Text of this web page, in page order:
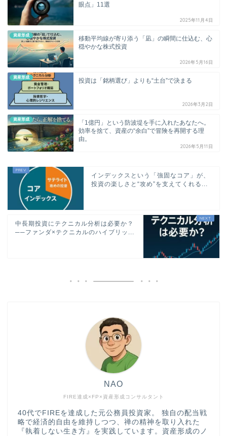
眼点」11選
2025年11月4日
資産形成
移動平均線が寄り添う「凪」の瞬間に仕込む、心
穏やかな株式投資
2026年5月16日
資産形成 投資は「銘柄選び」よりも“土台”で決まる
2026年3月2日
資産形成
「1億円」という防波堤を手に入れたあなたへ。
効率を捨て、資産の“余白”で冒険を再開する理
由。
2026年5月11日
インデックスという「強固なコア」が、
投資の楽しさと“攻め”を支えてくれる...
中長期投資にテクニカル分析は必要か？
──ファンダ×テクニカルのハイブリッ...
FIRE達成×FP×資産形成コンサルタント
NAO
40代でFIREを達成した元公務員投資家。 独自の配当戦
略で経済的自由を維持しつつ、禅の精神を取り入れた
『執着しない生き方』を実践しています。資産形成のノ